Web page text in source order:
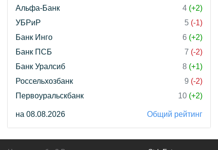
Альфа-Банк
4 (+2)
УБРиР
5 (-1)
Банк Инго
6 (+2)
Банк ПСБ
7 (-2)
Банк Уралсиб
8 (+1)
Россельхозбанк
9 (-2)
Первоуральскбанк
10 (+2)
на 08.08.2026 Общий рейтинг